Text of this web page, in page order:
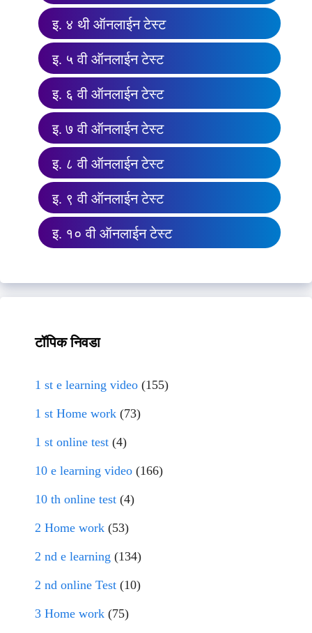
इ. ४ थी ऑनलाईन टेस्ट
इ. ५ वी ऑनलाईन टेस्ट
इ. ६ वी ऑनलाईन टेस्ट
इ. ७ वी ऑनलाईन टेस्ट
इ. ८ वी ऑनलाईन टेस्ट
इ. ९ वी ऑनलाईन टेस्ट
इ. १० वी ऑनलाईन टेस्ट
टॉपिक निवडा
1 st e learning video (155)
1 st Home work (73)
1 st online test (4)
10 e learning video (166)
10 th online test (4)
2 Home work (53)
2 nd e learning (134)
2 nd online Test (10)
3 Home work (75)